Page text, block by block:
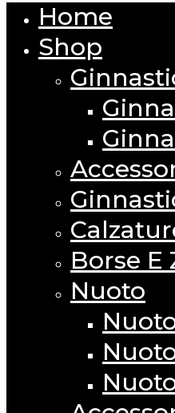
Close
Menu
Home
Shop
Borse E
Nuoto